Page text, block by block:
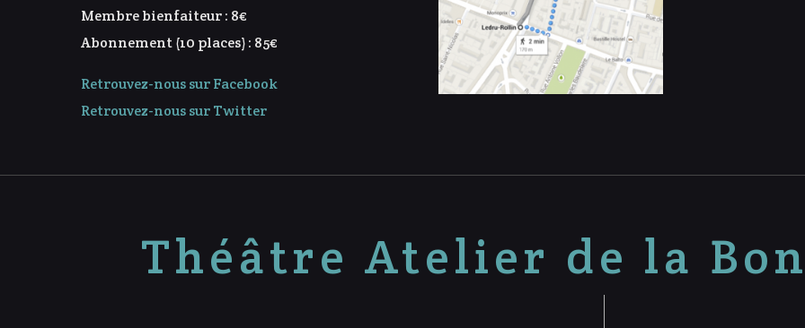
Membre bienfaiteur : 8€
Abonnement (10 places) : 85€
Retrouvez-nous sur Facebook
Retrouvez-nous sur Twitter
Théâtre Atelier de la